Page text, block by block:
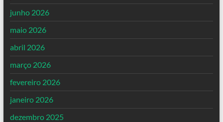
junho 2026
maio 2026
abril 2026
março 2026
fevereiro 2026
janeiro 2026
dezembro 2025